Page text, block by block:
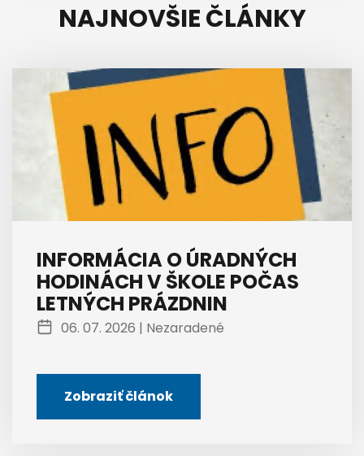
NAJNOVŠIE ČLÁNKY
INFORMÁCIA O ÚRADNÝCH
HODINÁCH V ŠKOLE POČAS
LETNÝCH PRÁZDNIN
06. 07. 2026 | Nezaradené
Zobraziť článok